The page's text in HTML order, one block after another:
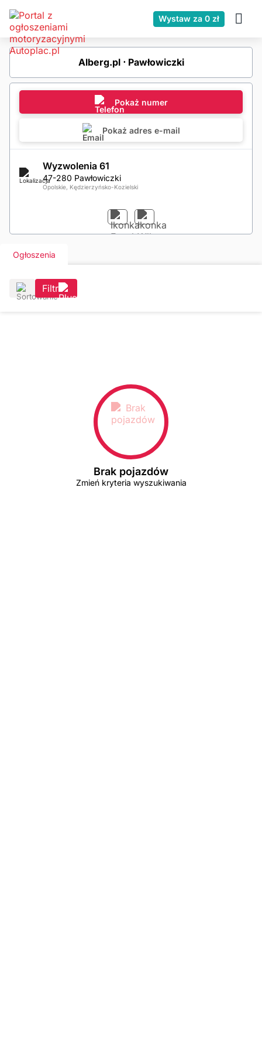
Wystaw za 0 zł
Alberg.pl ⋅ Pawłowiczki
Pokaż numer
Pokaż adres e-mail
Wyzwolenia 61
47-280 Pawłowiczki
Opolskie, Kędzierzyńsko-Kozielski
Ogłoszenia
Filtr
Brak pojazdów
Zmień kryteria wyszukiwania